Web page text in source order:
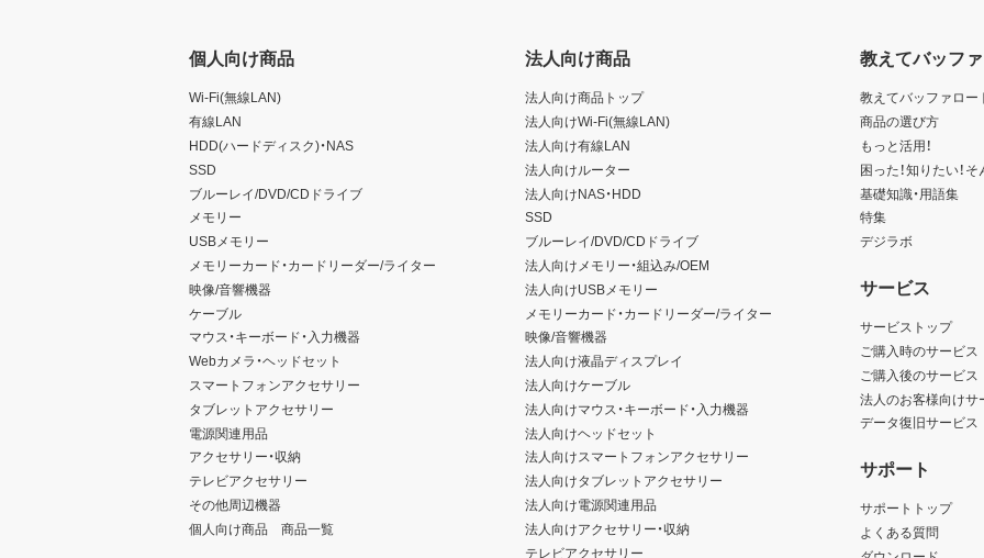
個人向け商品
Wi-Fi(無線LAN)
有線LAN
HDD(ハードディスク)・NAS
SSD
ブルーレイ/DVD/CDドライブ
メモリー
USBメモリー
メモリーカード・カードリーダー/ライター
映像/音響機器
ケーブル
マウス・キーボード・入力機器
Webカメラ・ヘッドセット
スマートフォンアクセサリー
タブレットアクセサリー
電源関連用品
アクセサリー・収納
テレビアクセサリー
その他周辺機器
個人向け商品 商品一覧
法人向け商品
法人向け商品トップ
法人向けWi-Fi(無線LAN)
法人向け有線LAN
法人向けルーター
法人向けNAS・HDD
SSD
ブルーレイ/DVD/CDドライブ
法人向けメモリー・組込み/OEM
法人向けUSBメモリー
メモリーカード・カードリーダー/ライター
映像/音響機器
法人向け液晶ディスプレイ
法人向けケーブル
法人向けマウス・キーボード・入力機器
法人向けヘッドセット
法人向けスマートフォンアクセサリー
法人向けタブレットアクセサリー
法人向け電源関連用品
法人向けアクセサリー・収納
テレビアクセサリー
教えてバッフ
教えてバッファロー
商品の選び方
もっと活用！
困った！知りたい！
基礎知識・用語集
特集
デジラボ
サービス
サービストップ
ご購入時のサービス
ご購入後のサービス
法人のお客様向けサ
データ復旧サービス
サポート
サポートトップ
よくある質問